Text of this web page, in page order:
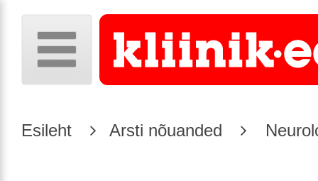
Esileht Arsti nõuanded